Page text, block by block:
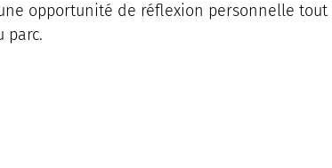
opportunité de réflexion personnelle tout
parc.